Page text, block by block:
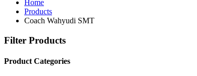
Home
Products
Coach Wahyudi SMT
Filter Products
Product Categories